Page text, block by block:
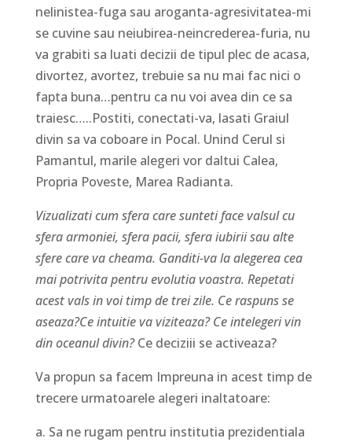
nelinistea-fuga sau aroganta-agresivitatea-mi
se cuvine sau neiubirea-neincrederea-furia, nu
va grabiti sa luati decizii de tipul plec de acasa,
divortez, avortez, trebuie sa nu mai fac nici o
fapta buna…pentru ca nu voi avea din ce sa
traiesc…..Postiti, conectati-va, lasati Graiul
divin sa va coboare in Pocal. Unind Cerul si
Pamantul, marile alegeri vor daltui Calea,
Propria Poveste, Marea Radianta.
Vizualizati cum sfera care sunteti face valsul cu
sfera armoniei, sfera pacii, sfera iubirii sau alte
sfere care va cheama. Ganditi-va la alegerea cea
mai potrivita pentru evolutia voastra. Repetati
acest vals in voi timp de trei zile. Ce raspuns se
aseaza?Ce intuitie va viziteaza? Ce intelegeri vin
din oceanul divin?Ce deciziii se activeaza?
Va propun sa facem Impreuna in acest timp de
trecere urmatoarele alegeri inaltatoare:
a. Sa ne rugam pentru institutia prezidentiala